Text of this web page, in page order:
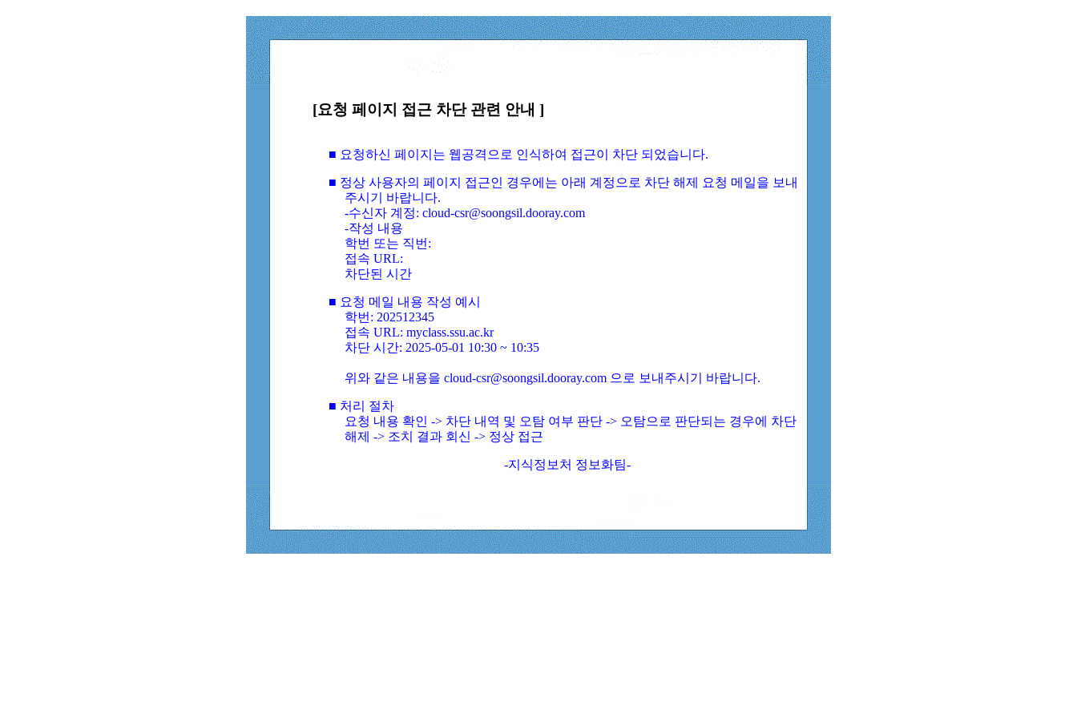
[요청 페이지 접근 차단 관련 안내 ]
■ 요청하신 페이지는 웹공격으로 인식하여 접근이 차단 되었습니다.
■ 정상 사용자의 페이지 접근인 경우에는 아래 계정으로 차단 해제 요청 메일을 보내
주시기 바랍니다.
-수신자 계정: cloud-csr@soongsil.dooray.com
-작성 내용
학번 또는 직번:
접속 URL:
차단된 시간
■ 요청 메일 내용 작성 예시
학번: 202512345
접속 URL: myclass.ssu.ac.kr
차단 시간: 2025-05-01 10:30 ~ 10:35
위와 같은 내용을 cloud-csr@soongsil.dooray.com 으로 보내주시기 바랍니다.
■ 처리 절차
요청 내용 확인 -> 차단 내역 및 오탐 여부 판단 -> 오탐으로 판단되는 경우에 차단
해제 -> 조치 결과 회신 -> 정상 접근
-지식정보처 정보화팀-